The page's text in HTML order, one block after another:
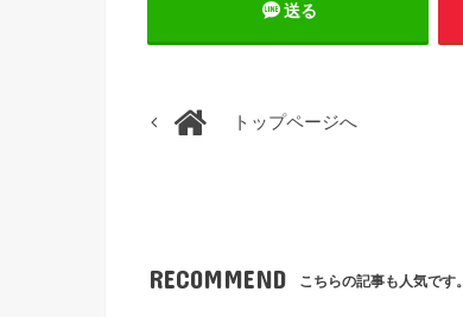
送る
トップページへ
RECOMMEND こちらの記事も人気です。